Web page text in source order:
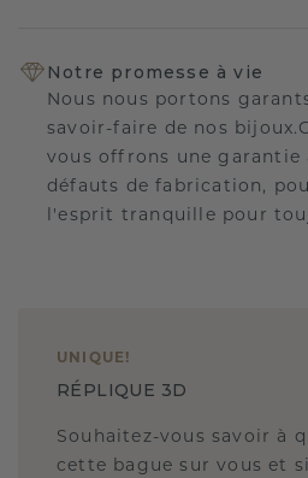
Notre promesse à vie
Nous nous portons
savoir-faire de nos
vous offrons une garantie
défauts de fabrication,
l'esprit tranquille pour
UNIQUE !
RÉPLIQUE 3D
Souhaitez-vous savoir à
cette bague sur vous et